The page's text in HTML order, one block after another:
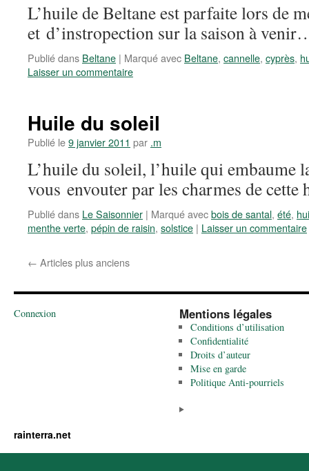
L’huile de Beltane est parfaite lors de
et d’instropection sur la saison à
Publié dans Beltane | Marqué avec Beltane, cannelle, cyprès,
Laisser un commentaire
Huile du soleil
Publié le9 janvier 2011 par .m
L’huile du soleil, l’huile qui embaume
vous envouter par les charmes de cette
Publié dans Le Saisonnier | Marqué avecbois de santal, été,
menthe verte, pépin de raisin, solstice | Laisser un commentaire
← Articles plus anciens
Connexion Mentions légales
Conditions d’utilisation
Confidentialité
Droits d’auteur
Mise en garde
Politique Anti-pourriels
rainterra.net